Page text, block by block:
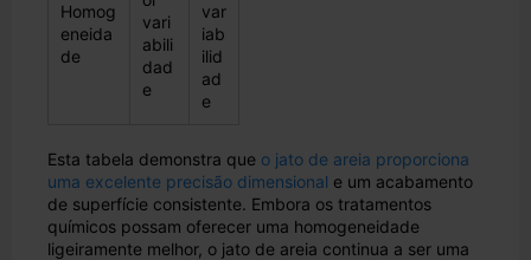
Homog
eneida
de
vari
abili
dad
e
var
iab
ilid
ad
e
Esta tabela demonstra que o jato de areia proporciona
uma excelente precisão dimensional e um acabamento
de superfície consistente. Embora os tratamentos
químicos possam oferecer uma homogeneidade
ligeiramente melhor, o jato de areia continua a ser uma